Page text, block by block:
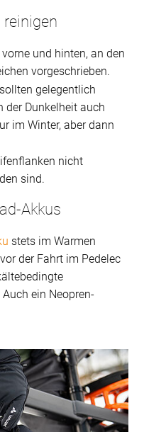
und hinten, an den
vorgeschrieben.
gelegentlich
der Dunkelheit auch
im Winter, aber dann
nicht
sind.
Akkus
stets im Warmen
der Fahrt im Pedelec
ein Neopren-